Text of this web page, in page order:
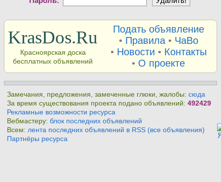
KrasDos.Ru
Красноярская доска
бесплатных объявлений
Подать объявление
• Правила• ЧаВо
• Новости • Контакты
• О проекте
Замечания, предложения, замеченные глюки, жалобы:сюда
За время существования проекта подано объявлений:492429
Рекламные возможности ресурса
Вебмастеру:блок последних объявлений
Всем:лента последних объявлений в RSS (все объявления)
Партнёры ресурса